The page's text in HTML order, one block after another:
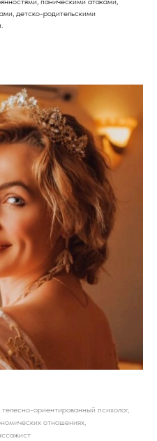
детско-родительскими
телесно-ориентированный психолог,
отношениях,